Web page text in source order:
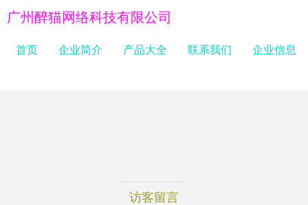
广州醉猫网络科技有限公司
首页 企业简介 产品大全 联系我们 企业信息
访客留言